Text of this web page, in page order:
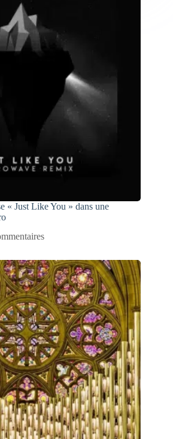
« Just Like You » dans une